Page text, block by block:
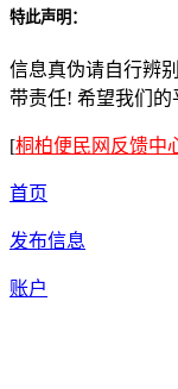
特此声明：
信息真伪请自行辨
带责任! 希望我们的
[桐柏便民网反馈中
首页
发布信息
账户